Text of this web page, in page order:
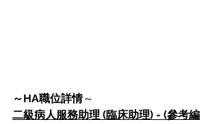
～HA職位詳情～
二級病人服務助理 (臨床助理) - (參考編